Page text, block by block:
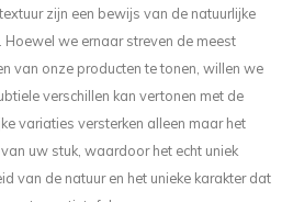
zijn een bewijs van de natuurlijke
we ernaar streven de meest
van onze producten te tonen, willen we
verschillen kan vertonen met de
variaties versterken alleen maar het
uw stuk, waardoor het echt uniek
van de natuur en het unieke karakter dat